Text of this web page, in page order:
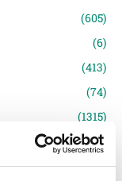
(605)
(6)
(413)
(74)
(1315)
(91)
(2867)